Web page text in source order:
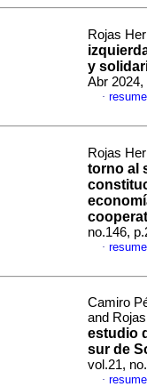
Rojas
y
Abr 2024,
·
Rojas
torno al
no.146,
·
Camiro
and
estudio
sur de
vol.21,
·